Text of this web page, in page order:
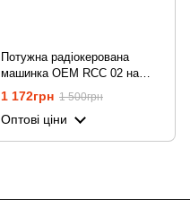
Потужна радіокерована
машинка OEM RCС 02 на
пульті дистанційного
керування, до 50 м, всюдихід
4х4
1 172грн 1 500грн
Оптові ціни